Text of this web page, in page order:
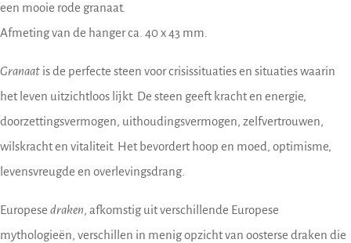
een mooie rode granaat.
Afmeting van de hanger ca. 40 x 43 mm.
Granaat is de perfecte steen voor crisissituaties en situaties waarin
het leven uitzichtloos lijkt. De steen geeft kracht en energie,
doorzettingsvermogen, uithoudingsvermogen, zelfvertrouwen,
wilskracht en vitaliteit. Het bevordert hoop en moed, optimisme,
levensvreugde en overlevingsdrang.
Europese draken, afkomstig uit verschillende Europese
mythologieën, verschillen in menig opzicht van oosterse draken die